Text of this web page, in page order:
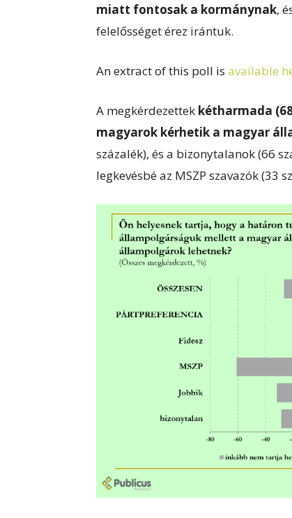
miatt fontosak a kormánynak,
felelősséget érez irántuk.
An extract of this poll is available
A megkérdezettek kétharmada
magyarok kérhetik a magyar
százalék), és a bizonytalanok (66
legkevésbé az MSZP szavazók (33